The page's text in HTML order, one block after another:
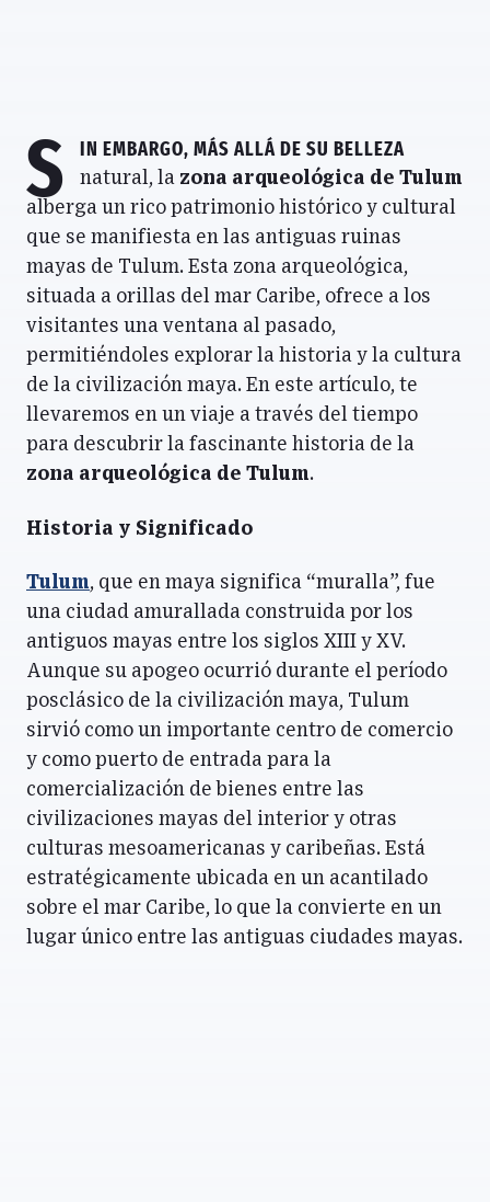
S in embargo, más allá de su belleza
natural, la zona arqueológica de Tulum
alberga un rico patrimonio histórico y cultural
que se manifiesta en las antiguas ruinas
mayas de Tulum. Esta zona arqueológica,
situada a orillas del mar Caribe, ofrece a los
visitantes una ventana al pasado,
permitiéndoles explorar la historia y la cultura
de la civilización maya. En este artículo, te
llevaremos en un viaje a través del tiempo
para descubrir la fascinante historia de la
zona arqueológica de Tulum.
Historia y Significado
Tulum, que en maya significa “muralla”, fue
una ciudad amurallada construida por los
antiguos mayas entre los siglos XIII y XV.
Aunque su apogeo ocurrió durante el período
posclásico de la civilización maya, Tulum
sirvió como un importante centro de comercio
y como puerto de entrada para la
comercialización de bienes entre las
civilizaciones mayas del interior y otras
culturas mesoamericanas y caribeñas. Está
estratégicamente ubicada en un acantilado
sobre el mar Caribe, lo que la convierte en un
lugar único entre las antiguas ciudades mayas.